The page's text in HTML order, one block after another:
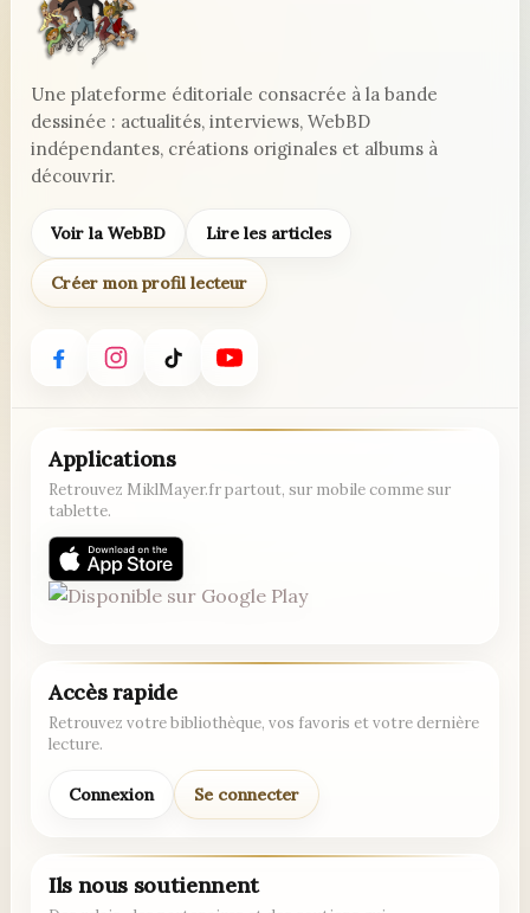
Une plateforme éditoriale consacrée à la bande
dessinée : actualités, interviews, WebBD
indépendantes, créations originales et albums à
découvrir.
Voir la WebBD Lire les articles
Créer mon profil lecteur
Applications
Retrouvez MiklMayer.fr partout, sur mobile comme sur
tablette.
Accès rapide
Retrouvez votre bibliothèque, vos favoris et votre dernière
lecture.
Connexion Se connecter
Ils nous soutiennent